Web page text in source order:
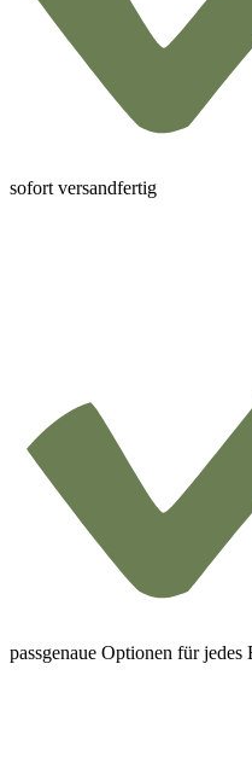
sofort versandfertig
passgenaue Optionen für jedes